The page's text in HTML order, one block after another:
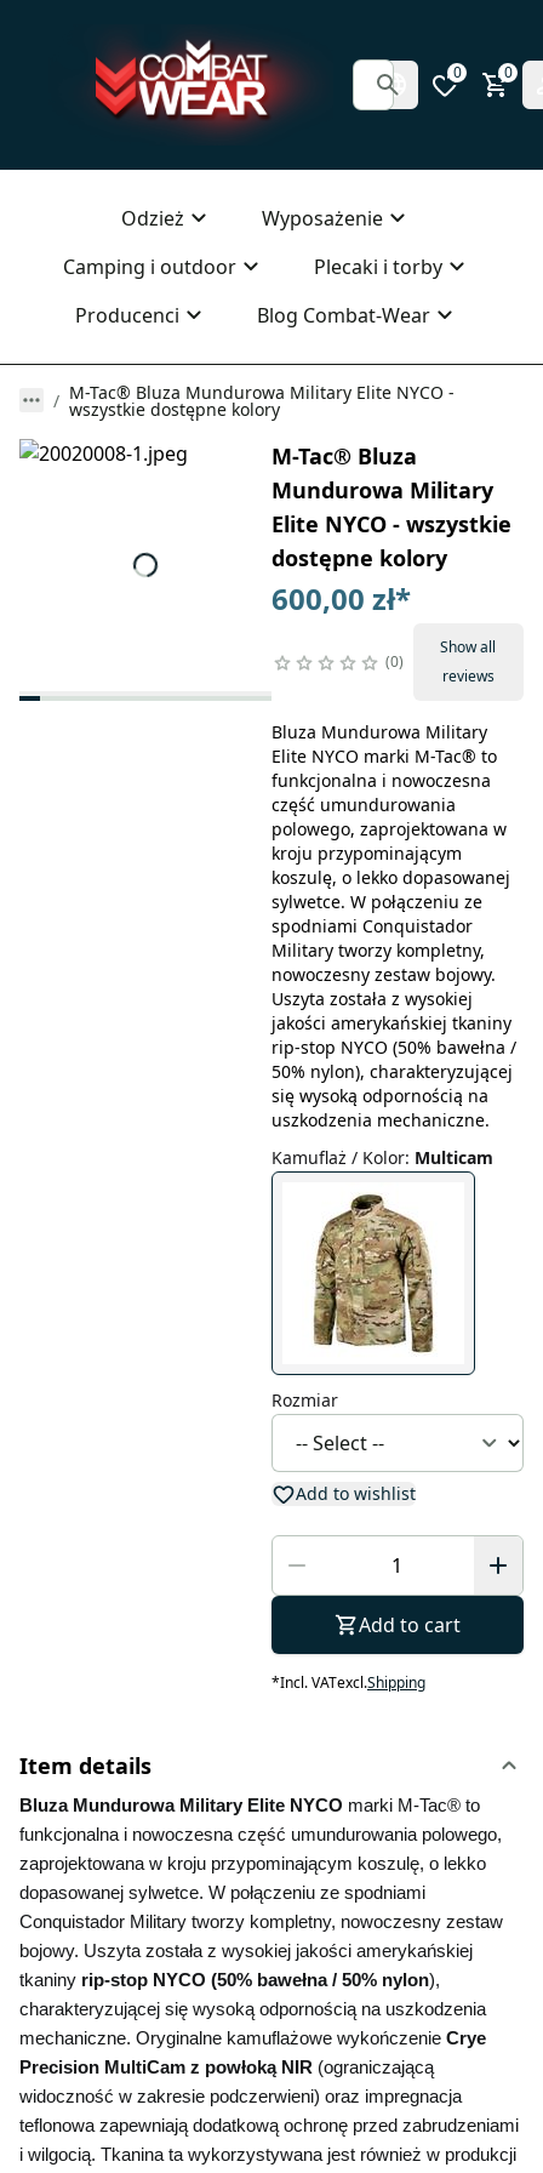
0 0
Odzież
Wyposażenie
Camping i outdoor
Plecaki i torby
Producenci
Blog Combat-Wear
M-Tac® Bluza Mundurowa Military Elite NYCO -
wszystkie dostępne kolory
M-Tac® Bluza
Mundurowa Military
Elite NYCO - wszystkie
dostępne kolory
600,00 zł*
0
Show all
reviews
Bluza Mundurowa Military
Elite NYCO marki M-Tac® to
funkcjonalna i nowoczesna
część umundurowania
polowego, zaprojektowana w
kroju przypominającym
koszulę, o lekko dopasowanej
sylwetce. W połączeniu ze
spodniami Conquistador
Military tworzy kompletny,
nowoczesny zestaw bojowy.
Uszyta została z wysokiej
jakości amerykańskiej tkaniny
rip-stop NYCO (50% bawełna /
50% nylon), charakteryzującej
się wysoką odpornością na
uszkodzenia mechaniczne.
Kamuflaż / Kolor: Multicam
Rozmiar
Add to wishlist
Add to cart
*Incl. VATexcl.Shipping
Item details
Bluza Mundurowa Military Elite NYCO marki M-Tac® to
funkcjonalna i nowoczesna część umundurowania polowego,
zaprojektowana w kroju przypominającym koszulę, o lekko
dopasowanej sylwetce. W połączeniu ze spodniami
Conquistador Military tworzy kompletny, nowoczesny zestaw
bojowy. Uszyta została z wysokiej jakości amerykańskiej
tkaniny rip-stop NYCO (50% bawełna / 50% nylon),
charakteryzującej się wysoką odpornością na uszkodzenia
mechaniczne. Oryginalne kamuflażowe wykończenie Crye
Precision MultiCam z powłoką NIR (ograniczającą
widoczność w zakresie podczerwieni) oraz impregnacja
teflonowa zapewniają dodatkową ochronę przed zabrudzeniami
i wilgocią. Tkanina ta wykorzystywana jest również w produkcji